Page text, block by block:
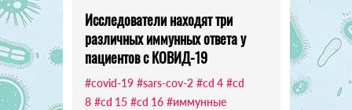
Исследователи находят три
различных иммунных ответа у
пациентов с КОВИД-19
#covid-19 #sars-cov-2 #cd 4 #cd
8 #cd 15 #cd 16 #иммунные